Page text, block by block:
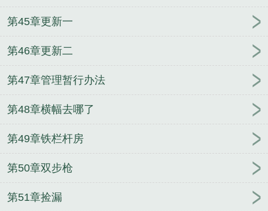
第45章更新一
第46章更新二
第47章管理暂行办法
第48章横幅去哪了
第49章铁栏杆房
第50章双步枪
第51章捡漏